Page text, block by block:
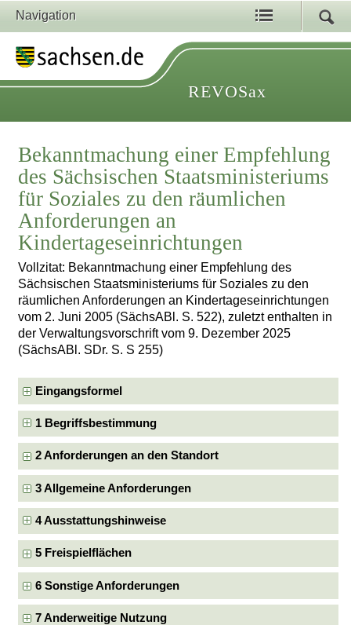
Navigation
REVOSax
Bekanntmachung einer Empfehlung
des Sächsischen Staatsministeriums
für Soziales zu den räumlichen
Anforderungen an
Kindertageseinrichtungen
Vollzitat: Bekanntmachung einer Empfehlung des
Sächsischen Staatsministeriums für Soziales zu den
räumlichen Anforderungen an Kindertageseinrichtungen
vom 2. Juni 2005 (SächsABl. S. 522), zuletzt enthalten in
der Verwaltungsvorschrift vom 9. Dezember 2025
(SächsABl. SDr. S. S 255)
Eingangsformel
1 Begriffsbestimmung
2 Anforderungen an den Standort
3 Allgemeine Anforderungen
4 Ausstattungshinweise
5 Freispielflächen
6 Sonstige Anforderungen
7 Anderweitige Nutzung